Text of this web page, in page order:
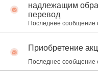
надлежащим
перевод
Последнее сообщение
Приобретение
Последнее сообщение